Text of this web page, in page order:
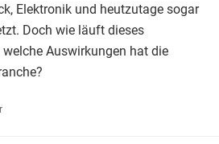
Elektronik und heutzutage sogar
Doch wie läuft dieses
Auswirkungen hat die